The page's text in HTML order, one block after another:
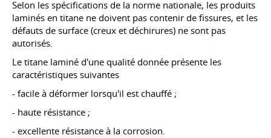
Selon les spécifications de la norme nationale, les produits
laminés en titane ne doivent pas contenir de fissures, et les
défauts de surface (creux et déchirures) ne sont pas
autorisés.
Le titane laminé d'une qualité donnée présente les
caractéristiques suivantes
- facile à déformer lorsqu'il est chauffé ;
- haute résistance ;
- excellente résistance à la corrosion.